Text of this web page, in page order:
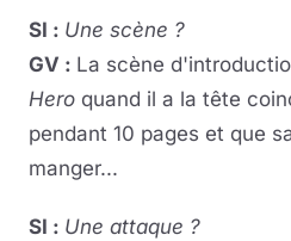
SI : Une scène ?
GV : La scène
Hero quand il a la tête
pendant 10 pages et que
manger...
SI : Une attaque ?